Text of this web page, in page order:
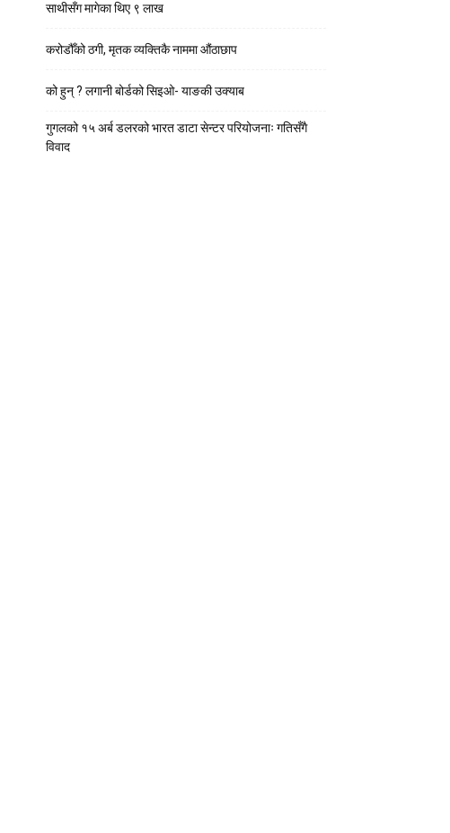
साथीसँग मागेका थिए ९ लाख
करोडौँको ठगी, मृतक व्यक्तिकै नाममा औंठाछाप
को हुन् ? लगानी बोर्डको सिइओ- याङकी उक्याब
गुगलको १५ अर्ब डलरको भारत डाटा सेन्टर परियोजनाः गतिसँगै
विवाद